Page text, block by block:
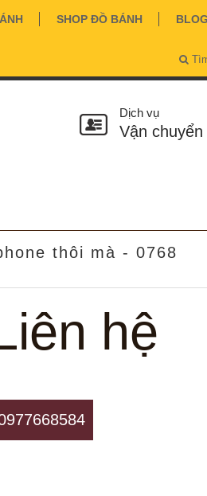
SHOP ĐỒ BÁNH
Dịch vụ
Vận chuyển
thôi mà - 0768
hệ